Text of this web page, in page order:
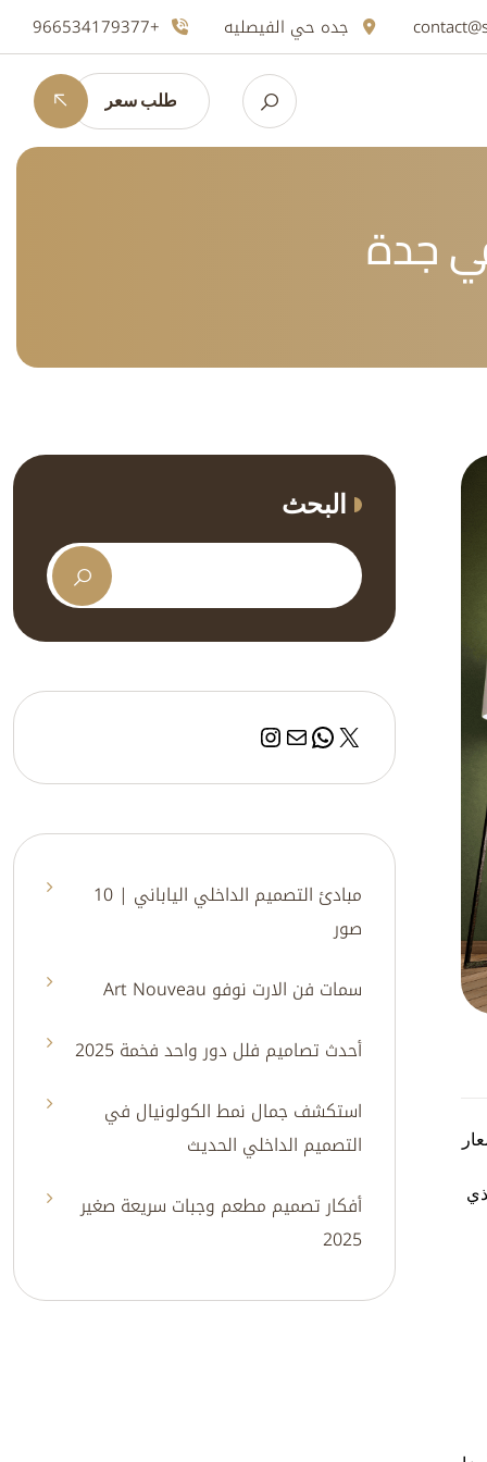
جده حي الفيصليه +966534179377
طلب سعر
جدة
البحث
إكسواتساب
بريد
مبادئ التصميم الداخلي الياباني | 10
صور
سمات فن الارت نوفو Art Nouveau
أحدث تصاميم فلل دور واحد فخمة 2025
استكشف جمال نمط الكولونيال في
التصميم الداخلي الحديث
أفكار تصميم مطعم وجبات سريعة صغير
2025